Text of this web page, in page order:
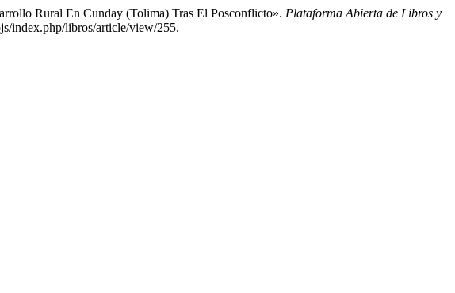
Rural En Cunday (Tolima) Tras El Posconflicto». Plataforma Abierta de Libros y
index.php/libros/article/view/255.